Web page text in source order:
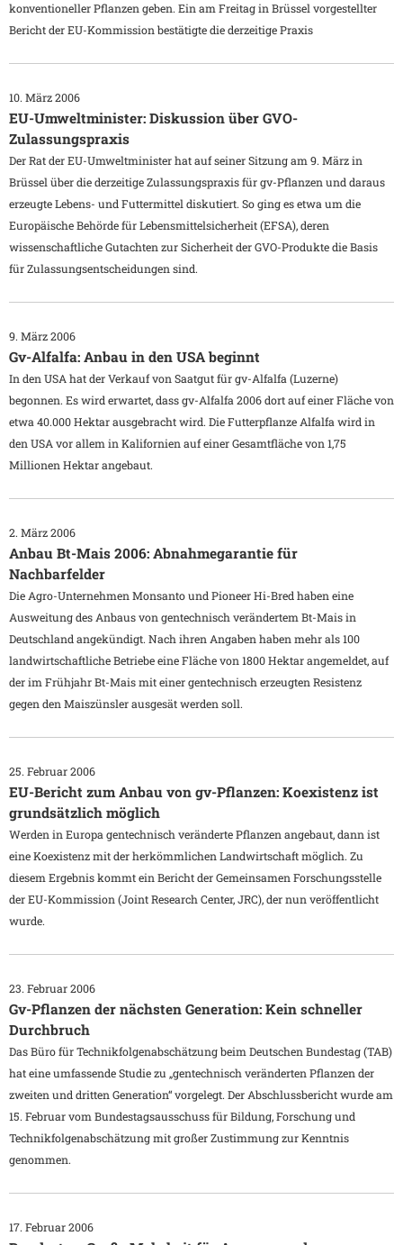
konventioneller Pflanzen geben. Ein am Freitag in Brüssel vorgestellter
Bericht der EU-Kommission bestätigte die derzeitige Praxis
10. März 2006
EU-Umweltminister: Diskussion über GVO-
Zulassungspraxis
Der Rat der EU-Umweltminister hat auf seiner Sitzung am 9. März in
Brüssel über die derzeitige Zulassungspraxis für gv-Pflanzen und daraus
erzeugte Lebens- und Futtermittel diskutiert. So ging es etwa um die
Europäische Behörde für Lebensmittelsicherheit (EFSA), deren
wissenschaftliche Gutachten zur Sicherheit der GVO-Produkte die Basis
für Zulassungsentscheidungen sind.
9. März 2006
Gv-Alfalfa: Anbau in den USA beginnt
In den USA hat der Verkauf von Saatgut für gv-Alfalfa (Luzerne)
begonnen. Es wird erwartet, dass gv-Alfalfa 2006 dort auf einer Fläche von
etwa 40.000 Hektar ausgebracht wird. Die Futterpflanze Alfalfa wird in
den USA vor allem in Kalifornien auf einer Gesamtfläche von 1,75
Millionen Hektar angebaut.
2. März 2006
Anbau Bt-Mais 2006: Abnahmegarantie für
Nachbarfelder
Die Agro-Unternehmen Monsanto und Pioneer Hi-Bred haben eine
Ausweitung des Anbaus von gentechnisch verändertem Bt-Mais in
Deutschland angekündigt. Nach ihren Angaben haben mehr als 100
landwirtschaftliche Betriebe eine Fläche von 1800 Hektar angemeldet, auf
der im Frühjahr Bt-Mais mit einer gentechnisch erzeugten Resistenz
gegen den Maiszünsler ausgesät werden soll.
25. Februar 2006
EU-Bericht zum Anbau von gv-Pflanzen: Koexistenz ist
grundsätzlich möglich
Werden in Europa gentechnisch veränderte Pflanzen angebaut, dann ist
eine Koexistenz mit der herkömmlichen Landwirtschaft möglich. Zu
diesem Ergebnis kommt ein Bericht der Gemeinsamen Forschungsstelle
der EU-Kommission (Joint Research Center, JRC), der nun veröffentlicht
wurde.
23. Februar 2006
Gv-Pflanzen der nächsten Generation: Kein schneller
Durchbruch
Das Büro für Technikfolgenabschätzung beim Deutschen Bundestag (TAB)
hat eine umfassende Studie zu „gentechnisch veränderten Pflanzen der
zweiten und dritten Generation“ vorgelegt. Der Abschlussbericht wurde am
15. Februar vom Bundestagsausschuss für Bildung, Forschung und
Technikfolgenabschätzung mit großer Zustimmung zur Kenntnis
genommen.
17. Februar 2006